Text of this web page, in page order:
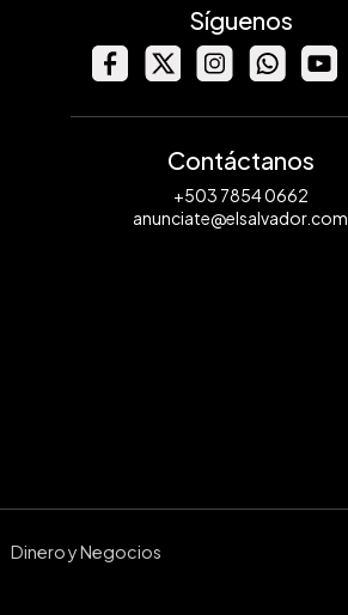
Síguenos
Contáctanos
+503 7854 0662
anunciate@elsalvador.com
Dinero y Negocios